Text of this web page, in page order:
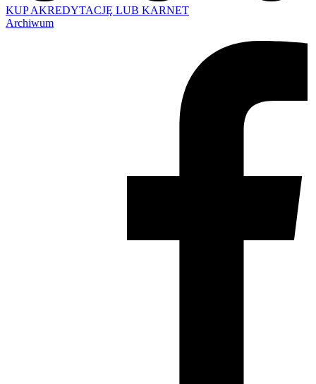
KUP AKREDYTACJĘ LUB KARNET
Archiwum